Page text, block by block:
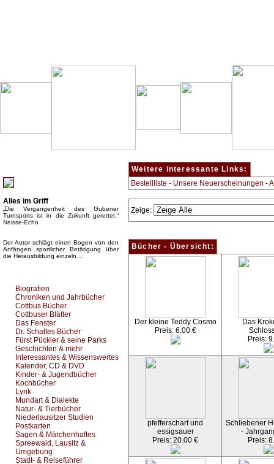
Alles im Griff
„Die Vergangenheit des Gubener
Turnsports ist in die Zukunft gerettet.“
Neisse-Echo
Der Autor schlägt einen Bogen von den
Anfängen sportlicher Betätigung über
die Herausbildung einzeln ...
Biografien
Chroniken und Jahrbücher
Cottbus Bücher
Cottbuser Blätter
Das Fenster
Dr. Schattes Bücher
Fürst Pückler & seine Parks
Geschichten & mehr
Interessantes & Wissenswertes
Kalender, CD & DVD
Kinder- & Jugendbücher
Kochbücher
Lyrik
Mundart & Dialekte
Natur- & Tierbücher
Niederlausitzer Studien
Postkarten
Sagen & Märchenhaftes
Spreewald, Lausitz &
Umgebung
Stadt- & Reiseführer
Weitere interessante Links:
Bestellliste - Unsere Neuerscheinungen -
Zeige:
Bücher - Übersicht:
Der kleine Teddy Cosmo
Preis: 6.00 €
Das
Preis:
pfefferscharf und
essigsauer
Preis: 20.00 €
Schliebener
-
Preis: